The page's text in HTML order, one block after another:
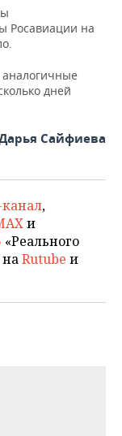
Росавиации на
аналогичные
дней
Сайфиева
,
и
«Реального
Rutube и